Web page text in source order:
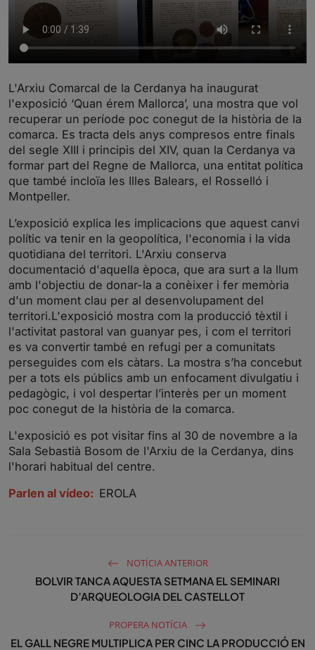
L'Arxiu Comarcal de la Cerdanya ha inaugurat
l'exposició ‘Quan érem Mallorca’, una mostra que vol
recuperar un període poc conegut de la història de la
comarca. Es tracta dels anys compresos entre finals
del segle XIII i principis del XIV, quan la Cerdanya va
formar part del Regne de Mallorca, una entitat política
que també incloïa les Illes Balears, el Rosselló i
Montpeller.
L’exposició explica les implicacions que aquest canvi
polític va tenir en la geopolítica, l'economia i la vida
quotidiana del territori. L'Arxiu conserva
documentació d'aquella època, que ara surt a la llum
amb l'objectiu de donar-la a conèixer i fer memòria
d'un moment clau per al desenvolupament del
territori.L'exposició mostra com la producció tèxtil i
l'activitat pastoral van guanyar pes, i com el territori
es va convertir també en refugi per a comunitats
perseguides com els càtars. La mostra s’ha concebut
per a tots els públics amb un enfocament divulgatiu i
pedagògic, i vol despertar l’interès per un moment
poc conegut de la història de la comarca.
L'exposició es pot visitar fins al 30 de novembre a la
Sala Sebastià Bosom de l'Arxiu de la Cerdanya, dins
l'horari habitual del centre.
Parlen al vídeo: EROLA
NOTÍCIA ANTERIOR
BOLVIR TANCA AQUESTA SETMANA EL SEMINARI
D’ARQUEOLOGIA DEL CASTELLOT
PROPERA NOTÍCIA
EL GALL NEGRE MULTIPLICA PER CINC LA PRODUCCIÓ EN